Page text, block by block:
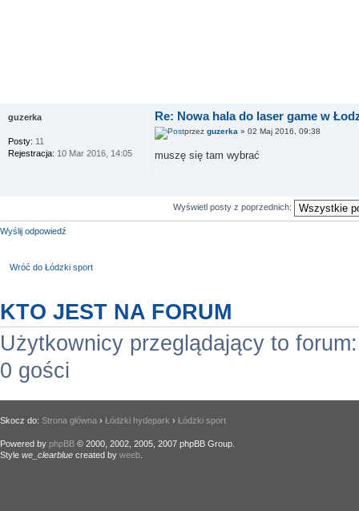
Re: Nowa hala do laser game w
przez guzerka » 02 Maj 2016, 09:38
muszę się tam wybrać
guzerka
Posty: 11
Rejestracja: 10 Mar 2016, 14:05
Wyświetl posty z poprzednich:
Wyślij odpowiedź
Wróć do Łódzki sport
KTO JEST NA FORUM
Użytkownicy przeglądający to
0 gości
Skocz do: Strona główna › Łódzki hydepark › Łódzki sport
Powered by phpBB © 2000, 2002, 2005, 2007 phpBB Group.
Style we_clearblue created by weeb